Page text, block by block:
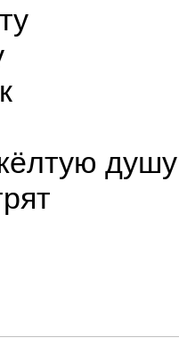
душу